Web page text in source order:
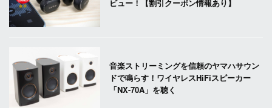
ビュー！【割引クーポン情報あり】
音楽ストリーミングを信頼のヤマハサウン
ドで鳴らす！ワイヤレスHiFiスピーカー
「NX-70A」を聴く